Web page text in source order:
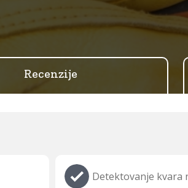
Recenzije
Detektovanje kvara